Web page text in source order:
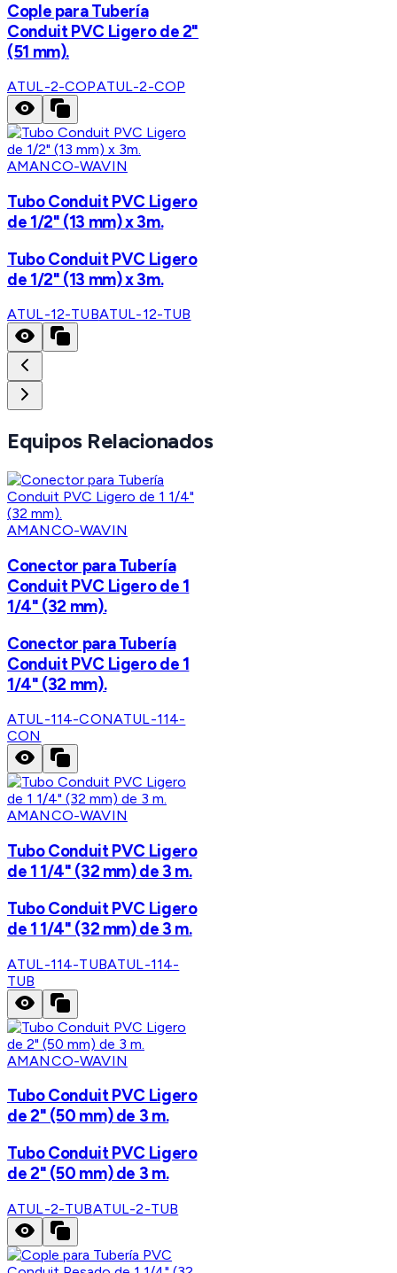
Cople para Tubería
Conduit PVC Ligero de 2"
(51 mm).
ATUL-2-COPATUL-2-COP
AMANCO-WAVIN
Tubo Conduit PVC Ligero
de 1/2" (13 mm) x 3m.
Tubo Conduit PVC Ligero
de 1/2" (13 mm) x 3m.
ATUL-12-TUBATUL-12-TUB
Equipos Relacionados
AMANCO-WAVIN
Conector para Tubería
Conduit PVC Ligero de 1
1/4" (32 mm).
Conector para Tubería
Conduit PVC Ligero de 1
1/4" (32 mm).
ATUL-114-CONATUL-114-
CON
AMANCO-WAVIN
Tubo Conduit PVC Ligero
de 1 1/4" (32 mm) de 3 m.
Tubo Conduit PVC Ligero
de 1 1/4" (32 mm) de 3 m.
ATUL-114-TUBATUL-114-
TUB
AMANCO-WAVIN
Tubo Conduit PVC Ligero
de 2" (50 mm) de 3 m.
Tubo Conduit PVC Ligero
de 2" (50 mm) de 3 m.
ATUL-2-TUBATUL-2-TUB